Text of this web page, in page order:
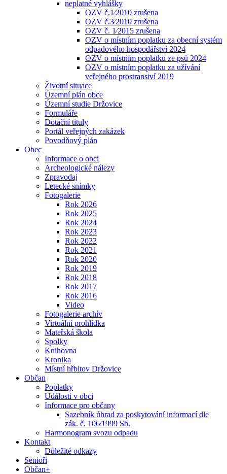
neplatné vyhlášky
OZV č.1⁄2010 zrušena
OZV č.3⁄2010 zrušena
OZV č. 1⁄2015 zrušena
OZV o místním poplatku za obecní systém
odpadového hospodářství 2024
OZV o místním poplatku ze psů 2024
OZV o místním poplatku za užívání
veřejného prostranství 2019
Životní situace
Územní plán obce
Územní studie Držovice
Formuláře
Dotační tituly
Portál veřejných zakázek
Povodňový plán
Obec
Informace o obci
Archeologické nálezy
Zpravodaj
Letecké snímky
Fotogalerie
Rok 2026
Rok 2025
Rok 2024
Rok 2023
Rok 2022
Rok 2021
Rok 2020
Rok 2019
Rok 2018
Rok 2017
Rok 2016
Video
Fotogalerie archív
Virtuální prohlídka
Mateřská škola
Spolky
Knihovna
Kronika
Místní hřbitov Držovice
Občan
Poplatky
Události v obci
Informace pro občany
Sazebník úhrad za poskytování informací dle
zák. č. 106⁄1999 Sb.
Harmonogram svozu odpadu
Kontakt
Důležité odkazy
Senioři
Občan+